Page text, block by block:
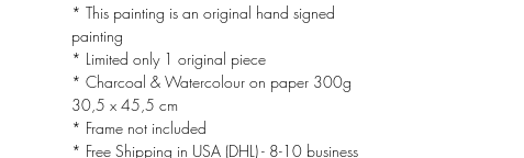
* This painting is an original hand signed
painting
* Limited only 1 original piece
* Charcoal & Watercolour on paper 300g
30,5 x 45,5 cm
* Frame not included
* Free Shipping in USA (DHL) - 8-10 business